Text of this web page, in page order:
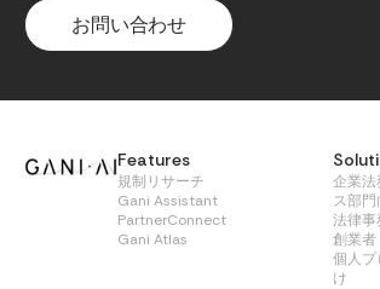
お問い合わせ
Features
規制リサーチ
Gani Assistant
PartnerConnect
Gani Atlas
企業法
ス部門
法律事
創業者
個人プ
け